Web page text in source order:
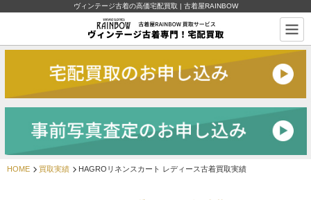
ヴィンテージ古着の高価宅配買取 | 古着屋RAINBOW
HOME 買取実績 HAGROリネンスカート レディース古着買取実績